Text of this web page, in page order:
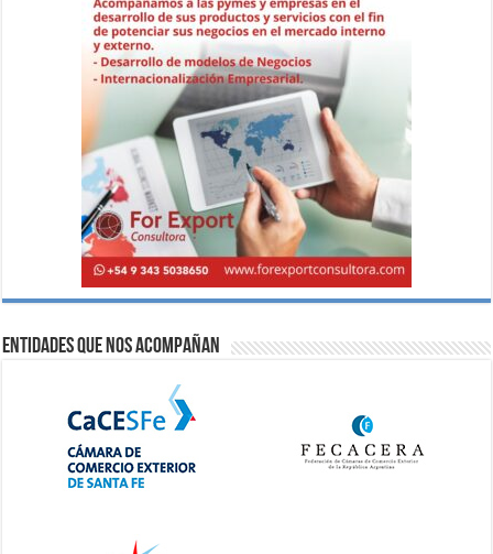
Entidades que nos acompañan